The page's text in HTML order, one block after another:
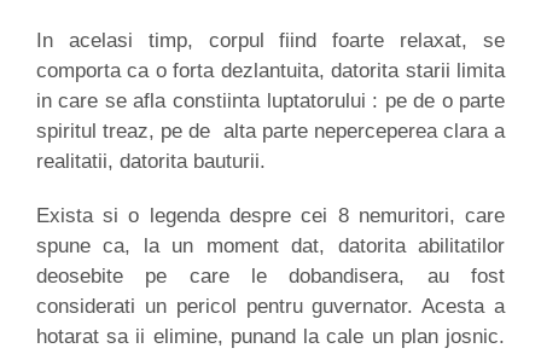
In acelasi timp, corpul fiind foarte relaxat, se
comporta ca o forta dezlantuita, datorita starii limita
in care se afla constiinta luptatorului : pe de o parte
spiritul treaz, pe de alta parte neperceperea clara a
realitatii, datorita bauturii.
Exista si o legenda despre cei 8 nemuritori, care
spune ca, la un moment dat, datorita abilitatilor
deosebite pe care le dobandisera, au fost
considerati un pericol pentru guvernator. Acesta a
hotarat sa ii elimine, punand la cale un plan josnic.